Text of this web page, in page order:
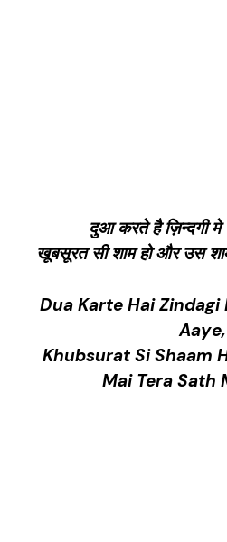
दुआ करते है ज़िन्दगी
खूबसूरत सी शाम हो और उस
Dua Karte Hai Zindagi
Aaye,
Khubsurat Si Shaam
Mai Tera Sath